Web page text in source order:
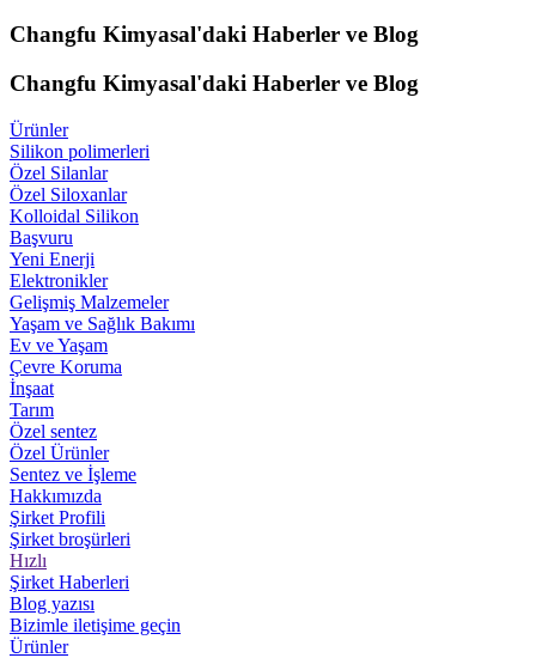
Changfu Kimyasal'daki Haberler ve Blog
Changfu Kimyasal'daki Haberler ve Blog
Ürünler
Silikon polimerleri
Özel Silanlar
Özel Siloxanlar
Kolloidal Silikon
Başvuru
Yeni Enerji
Elektronikler
Gelişmiş Malzemeler
Yaşam ve Sağlık Bakımı
Ev ve Yaşam
Çevre Koruma
İnşaat
Tarım
Özel sentez
Özel Ürünler
Sentez ve İşleme
Hakkımızda
Şirket Profili
Şirket broşürleri
Hızlı
Şirket Haberleri
Blog yazısı
Bizimle iletişime geçin
Ürünler